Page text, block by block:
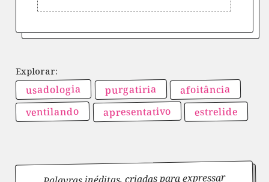
usadologia purgatiria afoitância
ventilando apresentativo estrelide